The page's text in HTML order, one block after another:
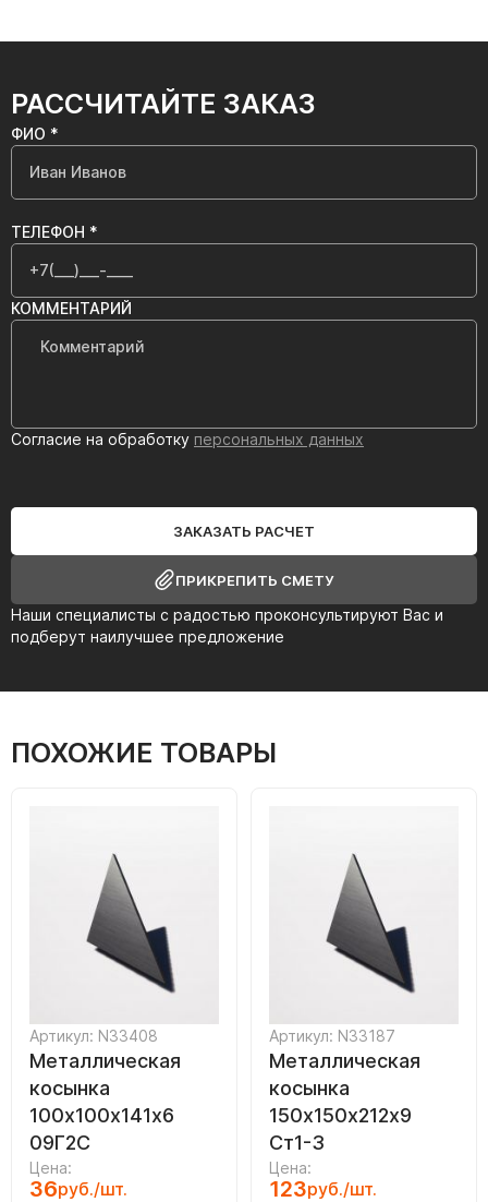
РАССЧИТАЙТЕ ЗАКАЗ
Наши специалисты с радостью проконсультируют Вас и
подберут наилучшее предложение
ФИО *
ТЕЛЕФОН *
КОММЕНТАРИЙ
Согласие на обработку персональных данных
ЗАКАЗАТЬ РАСЧЕТ
ПРИКРЕПИТЬ СМЕТУ
ПОХОЖИЕ ТОВАРЫ
Артикул: N33408
Металлическая
косынка
100х100х141х6
09Г2С
Цена:
36руб./шт.
Артикул: N33187
Металлическая
косынка
150х150х212х9
Ст1-3
Цена:
123руб./шт.